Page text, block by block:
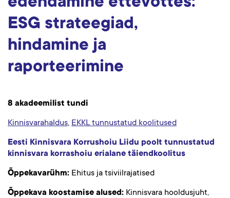
ESG strateegiad,
hindamine ja
raporteerimine
8 akadeemilist tundi
Kinnisvarahaldus, EKKL tunnustatud koolitused
Eesti Kinnisvara Korrushoiu Liidu poolt tunnustatud
kinnisvara korrashoiu erialane täiendkoolitus
Õppekavarühm: Ehitus ja tsiviilrajatised
Õppekava koostamise alused: Kinnisvara hooldusjuht,